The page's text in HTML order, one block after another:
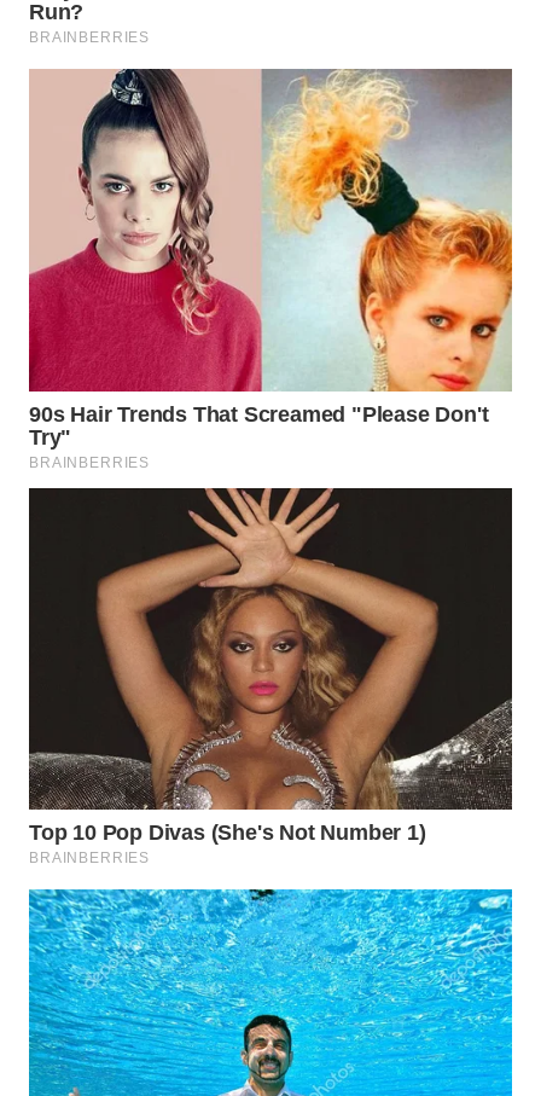
DAIRI
DANAU
TOBA
WN
NIAS
LANGKAT
SELATAN
TANJUNG
WN
KARO
WN
SIMALUNGUN
WN
LABUHANBATU
WN
TAPANULI
TENGAH